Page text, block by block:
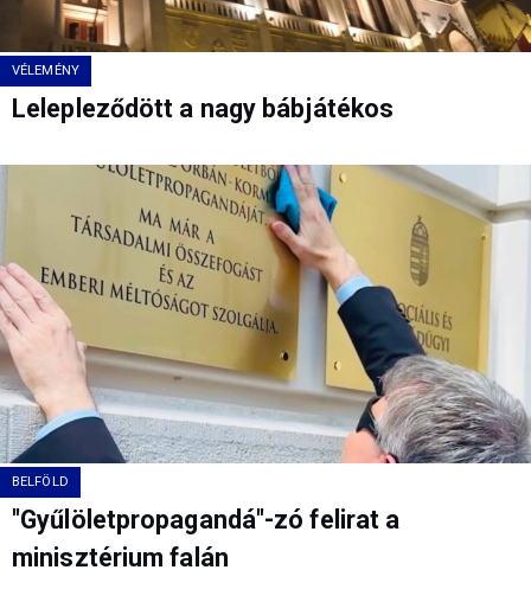
VÉLEMÉNY
Lelepleződött a nagy bábjátékos
BELFÖLD
"Gyűlöletpropagandá"-zó felirat a
minisztérium falán